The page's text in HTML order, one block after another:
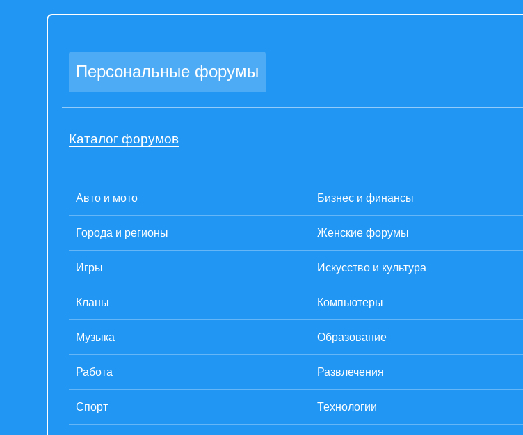
Персональные форумы
Каталог форумов
Авто и мото Бизнес и финансы
Города и регионы Женские форумы
Игры Искусство и культура
Кланы Компьютеры
Музыка Образование
Работа Развлечения
Спорт Технологии